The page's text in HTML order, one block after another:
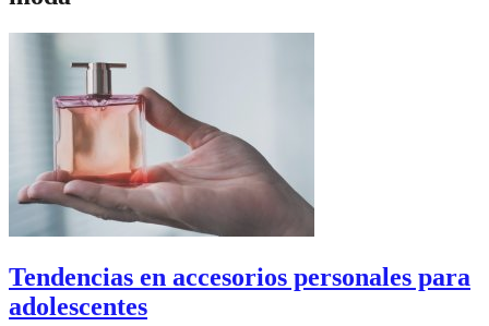
Tendencias en accesorios personales para
adolescentes